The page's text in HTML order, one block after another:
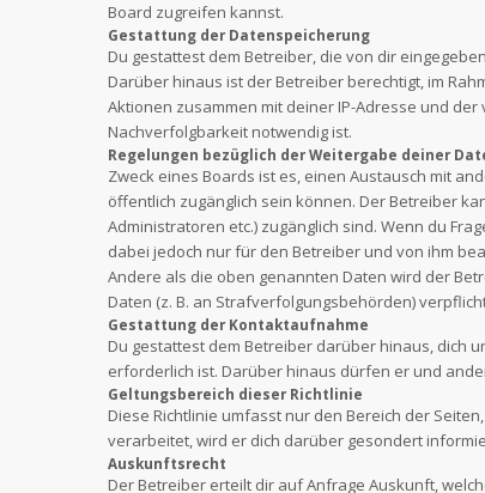
Board zugreifen kannst.
Gestattung der Datenspeicherung
Du gestattest dem Betreiber, die von dir
Darüber hinaus ist der Betreiber berechtigt, im
Aktionen zusammen mit deiner IP-Adresse und
Nachverfolgbarkeit notwendig ist.
Regelungen bezüglich der Weitergabe deiner
Zweck eines Boards ist es, einen Austausch mit
öffentlich zugänglich sein können. Der Betreiber
Administratoren etc.) zugänglich sind. Wenn du
dabei jedoch nur für den Betreiber und von ihm
Andere als die oben genannten Daten wird der
Daten (z. B. an Strafverfolgungsbehörden)
Gestattung der Kontaktaufnahme
Du gestattest dem Betreiber darüber hinaus, dich
erforderlich ist. Darüber hinaus dürfen er und
Geltungsbereich dieser Richtlinie
Diese Richtlinie umfasst nur den Bereich der
verarbeitet, wird er dich darüber gesondert
Auskunftsrecht
Der Betreiber erteilt dir auf Anfrage Auskunft,